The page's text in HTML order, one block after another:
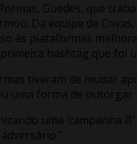
Guedes, que
Da equipe de
às plataformas
hashtag que foi
tiveram de mudar
forma de outorgar
uma ‘campanha